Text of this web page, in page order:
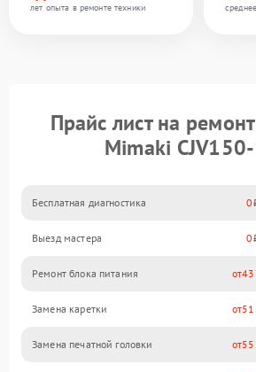
лет опыта в ремонте техники
Прайс лист на
Mimaki
Бесплатная диагностика 0
Выезд мастера 0
Ремонт блока питания
Замена каретки
Замена печатной головки